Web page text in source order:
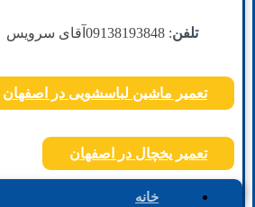
تلفن: 09138193848 آقای سرویس
تعمیر ماشین لباسشویی در اصفهان
تعمیر یخچال در اصفهان
خانه